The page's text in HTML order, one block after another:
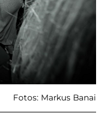
Fotos: Markus Banai